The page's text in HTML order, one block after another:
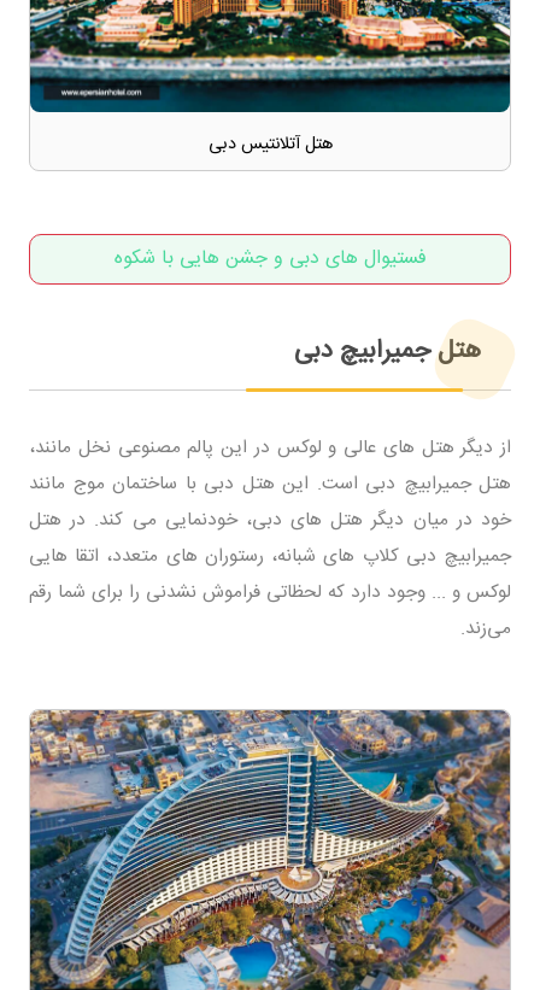
هتل آتلانتیس دبی
فستیوال های دبی و جشن هایی با شکوه
هتل جمیرابیچ دبی
از دیگر هتل های عالی و لوکس در این پالم مصنوعی نخل مانند،
هتل جمیرابیچ دبی است. این هتل دبی با ساختمان موج مانند
خود در میان دیگر هتل های دبی، خودنمایی می کند. در هتل
جمیرابیچ دبی کلاپ های شبانه، رستوران های متعدد، اتقا هایی
لوکس و ... وجود دارد که لحظاتی فراموش نشدنی را برای شما رقم
می‌زند.